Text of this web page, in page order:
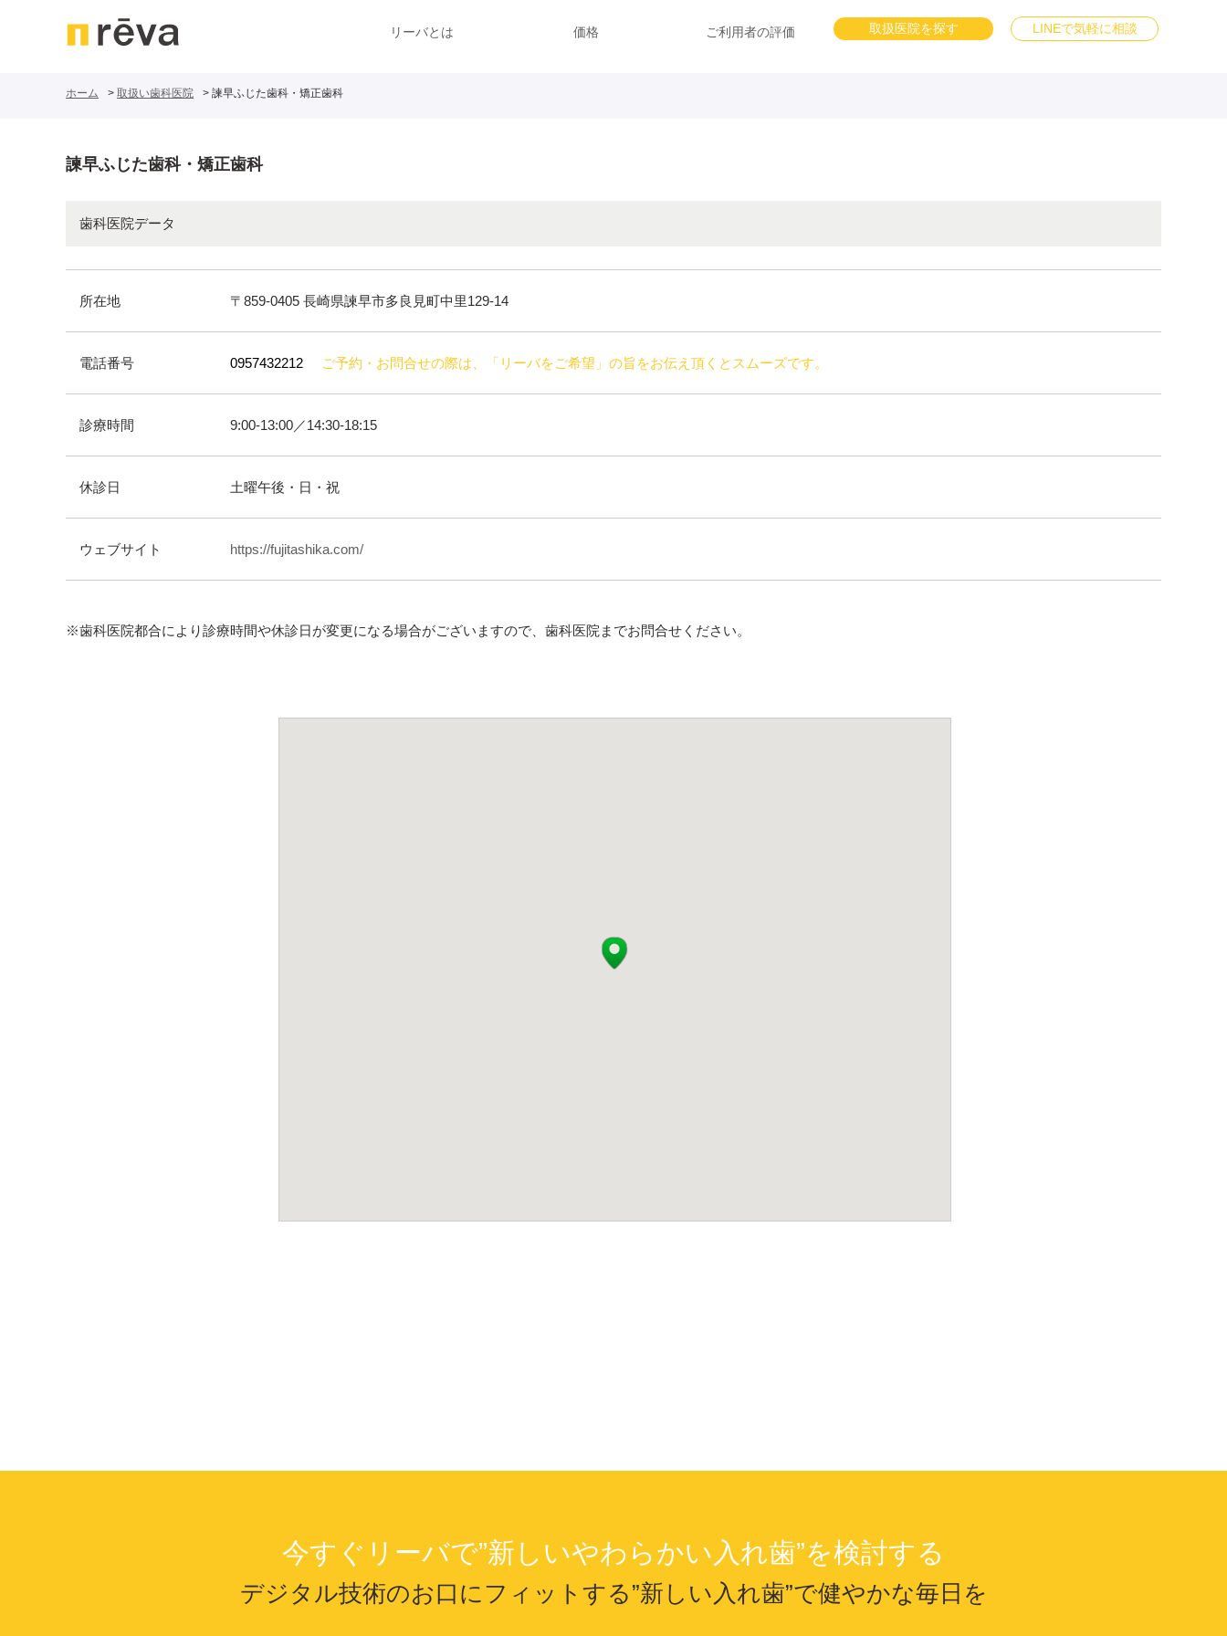
リーバとは 価格 ご利用者の評価 取扱医院を探す LINEで気軽に相談
ホーム 取扱い歯科医院 諫早ふじた歯科・矯正歯科
諫早ふじた歯科・矯正歯科
歯科医院データ
所在地 〒859-0405 長崎県諫早市多良見町中里129-14
電話番号 0957432212 ご予約・お問合せの際は、「リーバをご希望」の旨をお伝え頂くとスムーズです。
診療時間 9:00-13:00／14:30-18:15
休診日 土曜午後・日・祝
ウェブサイト https://fujitashika.com/
※歯科医院都合により診療時間や休診日が変更になる場合がございますので、歯科医院までお問合せください。
今すぐリーバで”新しいやわらかい入れ歯”を検討する
デジタル技術のお口にフィットする”新しい入れ歯”で健やかな毎日を